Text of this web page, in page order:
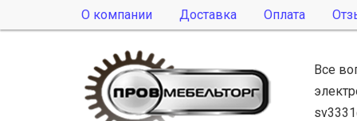
О компании Доставка Оплата
Все